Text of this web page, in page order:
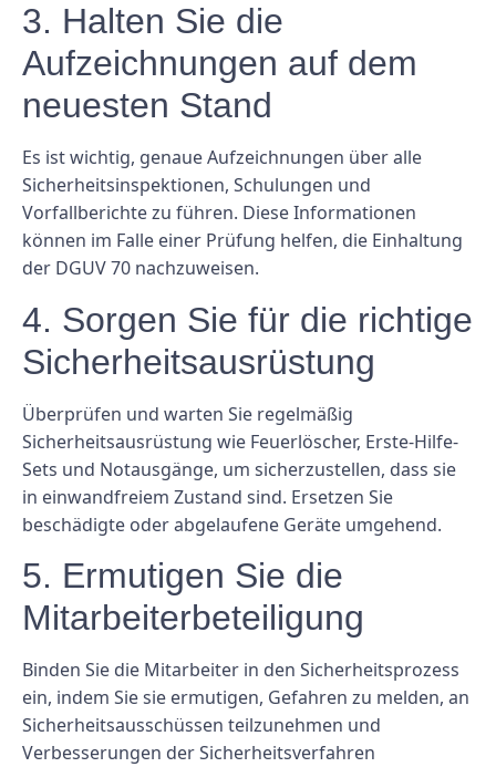
3. Halten Sie die
Aufzeichnungen auf dem
neuesten Stand
Es ist wichtig, genaue Aufzeichnungen über alle
Sicherheitsinspektionen, Schulungen und
Vorfallberichte zu führen. Diese Informationen
können im Falle einer Prüfung helfen, die Einhaltung
der DGUV 70 nachzuweisen.
4. Sorgen Sie für die richtige
Sicherheitsausrüstung
Überprüfen und warten Sie regelmäßig
Sicherheitsausrüstung wie Feuerlöscher, Erste-Hilfe-
Sets und Notausgänge, um sicherzustellen, dass sie
in einwandfreiem Zustand sind. Ersetzen Sie
beschädigte oder abgelaufene Geräte umgehend.
5. Ermutigen Sie die
Mitarbeiterbeteiligung
Binden Sie die Mitarbeiter in den Sicherheitsprozess
ein, indem Sie sie ermutigen, Gefahren zu melden, an
Sicherheitsausschüssen teilzunehmen und
Verbesserungen der Sicherheitsverfahren